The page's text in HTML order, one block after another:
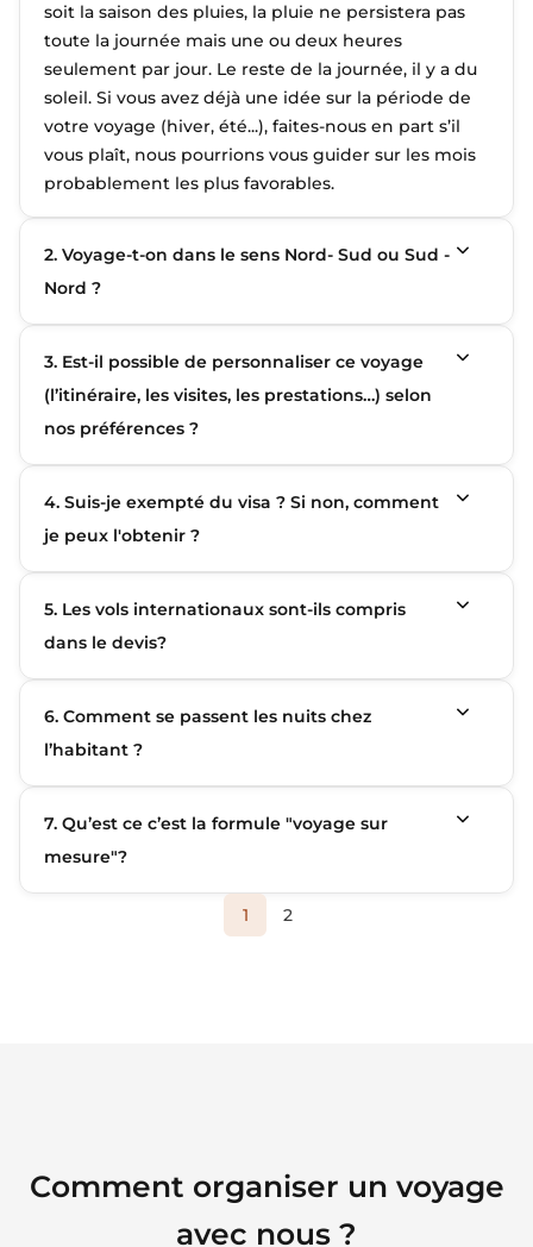
soit la saison des pluies, la pluie ne persistera pas
toute la journée mais une ou deux heures
seulement par jour. Le reste de la journée, il y a du
soleil. Si vous avez déjà une idée sur la période de
votre voyage (hiver, été...), faites-nous en part s’il
vous plaît, nous pourrions vous guider sur les mois
probablement les plus favorables.
2. Voyage-t-on dans le sens Nord- Sud ou Sud -
Nord ?
3. Est-il possible de personnaliser ce voyage
(l’itinéraire, les visites, les prestations…) selon
nos préférences ?
4. Suis-je exempté du visa ? Si non, comment
je peux l'obtenir ?
5. Les vols internationaux sont-ils compris
dans le devis?
6. Comment se passent les nuits chez
l’habitant ?
7. Qu’est ce c’est la formule "voyage sur
mesure"?
1 2
Comment organiser un voyage
avec nous ?